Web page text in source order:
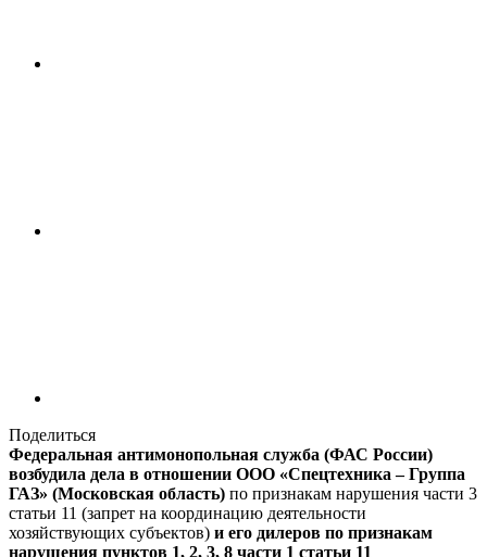
Поделиться
Федеральная антимонопольная служба (ФАС России)
возбудила дела в отношении ООО «Спецтехника – Группа
ГАЗ» (Московская область) по признакам нарушения части 3
статьи 11 (запрет на координацию деятельности
хозяйствующих субъектов) и его дилеров по признакам
нарушения пунктов 1, 2, 3, 8 части 1 статьи 11